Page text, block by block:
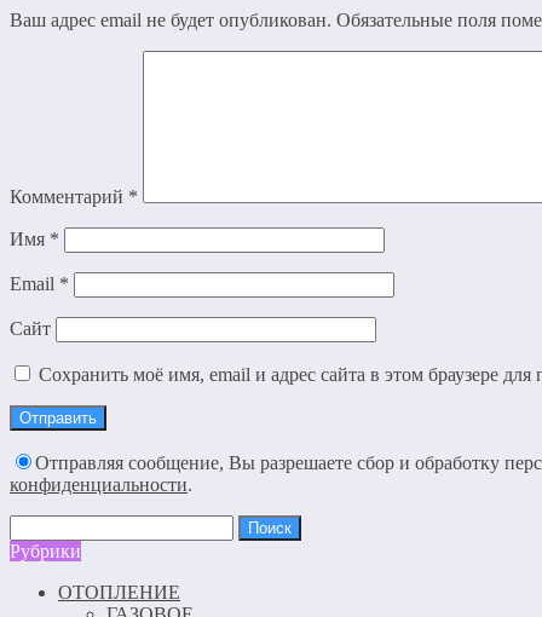
Ваш адрес email не будет опубликован. Обязательные поля
Комментарий *
Имя *
Email *
Сайт
Сохранить моё имя, email и адрес сайта в этом браузере
Отправляя сообщение, Вы разрешаете сбор и обработку
конфиденциальности.
Рубрики
ОТОПЛЕНИЕ